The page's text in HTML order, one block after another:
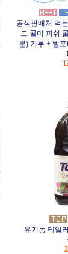
공식판매처 먹
드 콜미 피쉬
분) 가루 + 발
유기농 테일